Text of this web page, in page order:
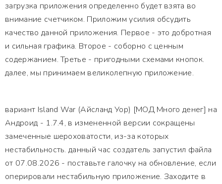
загрузка приложения определенно будет взята во
внимание счетчиком. Приложим усилия обсудить
качество данной приложения. Первое - это добротная
и сильная графика. Второе - соборно с ценным
содержанием. Третье - пригодными схемами кнопок.
далее, мы принимаем великолепную приложение.
вариант Island War (Айсланд Уор) [МОД Много денег] на
Андроид - 1.7.4, в измененной версии сокращены
замеченные шероховатости, из-за которых
нестабильность. данный час создатель запустил файла
от 07.08.2026 - поставьте галочку на обновление, если
оперировали нестабильную приложение. Заходите в